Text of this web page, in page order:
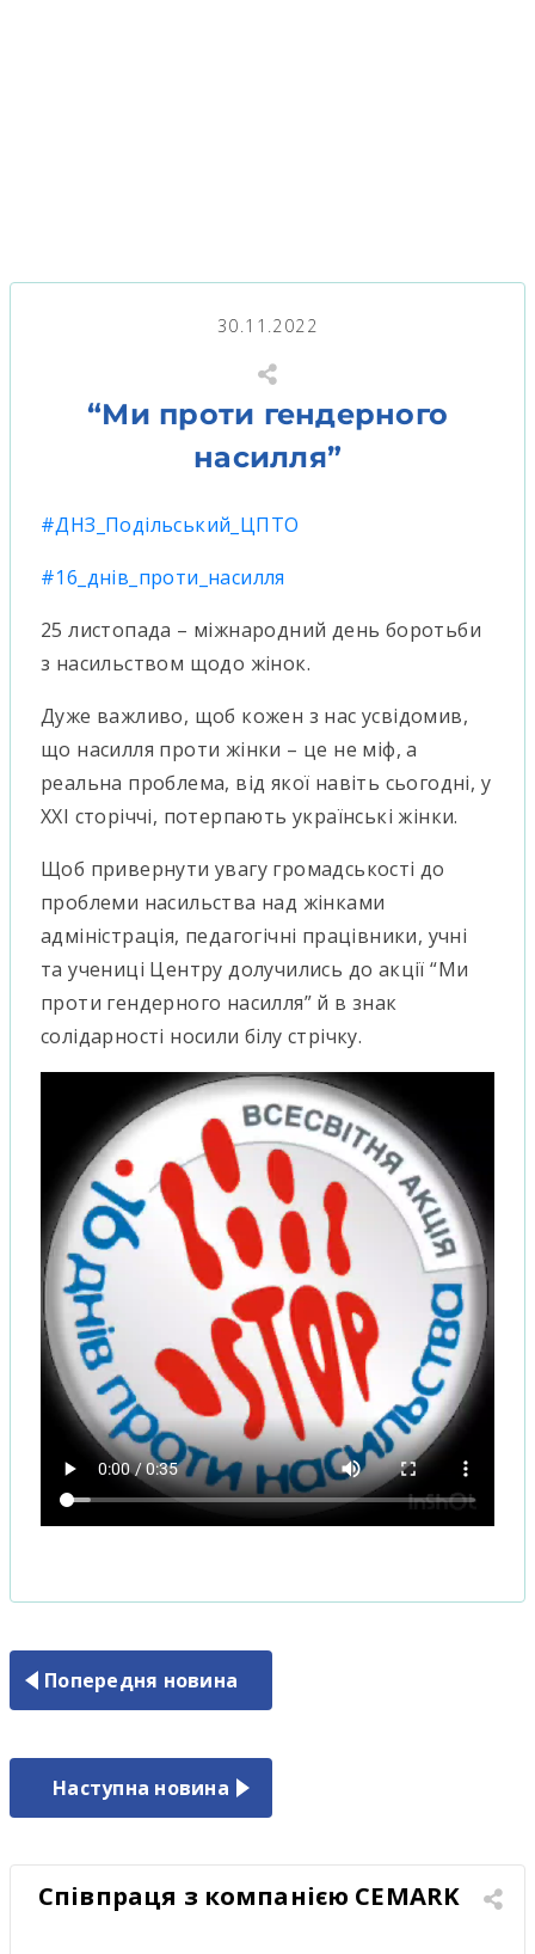
30.11.2022
“Ми проти гендерного
насилля”
#ДНЗ_Подільський_ЦПТО
#16_днів_проти_насилля
25 листопада – міжнародний день боротьби
з насильством щодо жінок.
Дуже важливо, щоб кожен з нас усвідомив,
що насилля проти жінки – це не міф, а
реальна проблема, від якої навіть сьогодні, у
XXI сторіччі, потерпають українські жінки.
Щоб привернути увагу громадськості до
проблеми насильства над жінками
адміністрація, педагогічні працівники, учні
та учениці Центру долучились до акції “Ми
проти гендерного насилля” й в знак
солідарності носили білу стрічку.
Попередня новина
Наступна новина
Співпраця з компанією CEMARK